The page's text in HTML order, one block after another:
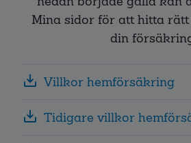
Mina sidor för att hitta
din
Villkor hemförsäkring
Tidigare villkor